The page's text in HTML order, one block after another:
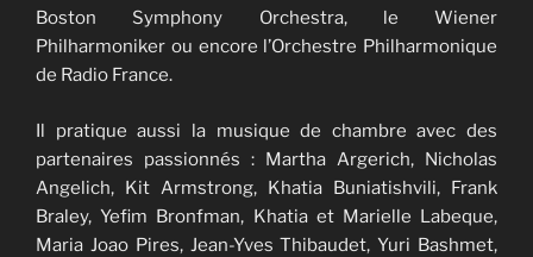
Boston Symphony Orchestra, le Wiener
Philharmoniker ou encore l’Orchestre Philharmonique
de Radio France.
Il pratique aussi la musique de chambre avec des
partenaires passionnés : Martha Argerich, Nicholas
Angelich, Kit Armstrong, Khatia Buniatishvili, Frank
Braley, Yefim Bronfman, Khatia et Marielle Labeque,
Maria Joao Pires, Jean-Yves Thibaudet, Yuri Bashmet,